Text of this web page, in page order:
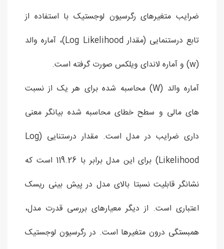
ضرایب متغیرهای رگرسیون لوجستیک با استفاده از
تابع درستنمایی (مقدار Log Likelihood)، آماره والد
(w) و آماره لاندای ویلکس صورت گرفته است.
آماره والد (W) محاسبه شده برای هر یک از نسبت
های مالی و سطح خطای محاسبه شده بیانگر معنی
داری ضرایب در مدل است. مقدار درستنایی (Log
Likelihood) برای این مدل برابر با 119.26 است که
نشانگر قابلیت نسبتا بالای مدل در پیش بینی ریسک
اعتباری است. از دیگر معیارهای بررسی قدرت مدل،
همبستگی درون متغیرها است. در رگرسیون لوجستیک